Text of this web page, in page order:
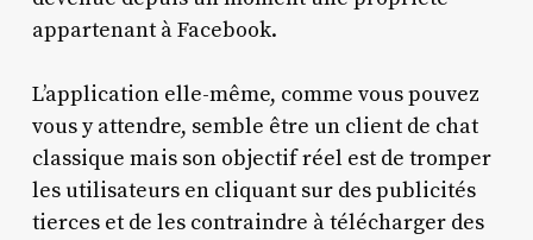
appartenant à Facebook.
L’application elle-même, comme vous pouvez
vous y attendre, semble être un client de chat
classique mais son objectif réel est de tromper
les utilisateurs en cliquant sur des publicités
tierces et de les contraindre à télécharger des